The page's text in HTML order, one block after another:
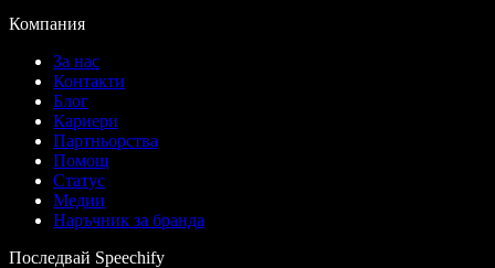
Компания
За нас
Контакти
Блог
Кариери
Партньорства
Помощ
Статус
Медии
Наръчник за бранда
Последвай Speechify